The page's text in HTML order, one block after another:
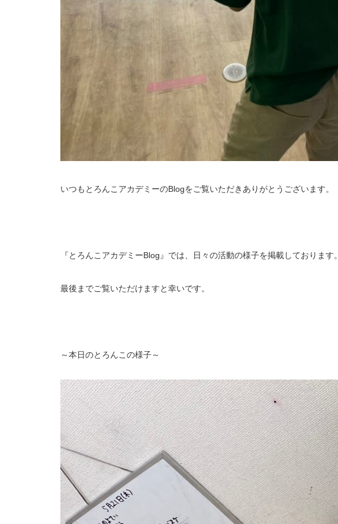
いつもとろんこアカデミーのBlogをご覧いただきありがとうございます。
『とろんこアカデミーBlog』では、日々の活動の様子を掲載しております。
最後までご覧いただけますと幸いです。
～本日のとろんこの様子～